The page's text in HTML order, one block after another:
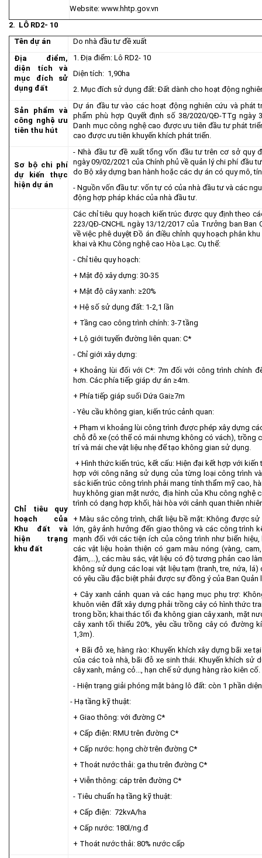
Website: www.hhtp.gov.vn
2. LÔ RD2- 10
Tên dự án
Do nhà đầu tư đề xuất
Địa điểm,
diện tích và
mục đích sử
dụng đất
1. Địa điểm: Lô RD2- 10
Diện tích: 1,90ha
2. Mục đích sử dụng đất: Đất dành cho hoạt động
Sản phẩm và
công nghệ ưu
tiên thu hút
Dự án đầu tư vào các hoạt động nghiên cứu và phát
phẩm phù hợp Quyết định số 38/2020/QĐ-TTg ngày
Danh mục công nghệ cao được ưu tiên đầu tư phát
cao được ưu tiên khuyến khích phát triển.
Sơ bộ chi phí
dự kiến thực
hiện dự án
- Nhà đầu tư đề xuất tổng vốn đầu tư trên cơ sở quy
ngày 09/02/2021 của Chính phủ về quản lý chi phí đầu
do Bộ xây dựng ban hành hoặc các dự án có quy mô,
- Nguồn vốn đầu tư: vốn tự có của nhà đầu tư và các
động hợp pháp khác của nhà đầu tư.
Chỉ tiêu quy
hoạch của
Khu đất và
hiện trạng
khu đất
Các chỉ tiêu quy hoạch kiến trúc được quy định theo
223/QĐ-CNCHL ngày 13/12/2017 của Trưởng ban Ban
về việc phê duyệt Đồ án điều chỉnh quy hoạch phân
khai và Khu Công nghệ cao Hòa Lạc. Cụ thể:
- Chỉ tiêu quy hoạch:
+ Mật độ xây dựng: 30-35
+ Mật độ cây xanh: ≥20%
+ Hệ số sử dụng đất: 1-2,1 lần
+ Tầng cao công trình chính: 3-7 tầng
+ Lộ giới tuyến đường liên quan: C*
- Chỉ giới xây dựng:
+ Khoảng lùi đối với C*: 7m đối với công trình chính
hơn. Các phía tiếp giáp dự án ≥4m.
+ Phía tiếp giáp suối Dứa Gai≥7m
- Yêu cầu không gian, kiến trúc cảnh quan:
+ Phạm vi khoảng lùi công trình được phép xây dựng
chỗ đỗ xe (có thể có mái nhưng không có vách), trồng
trí và mái che vật liệu nhẹ để tạo không gian sử dụng.
+ Hình thức kiến trúc, kết cấu: Hiện đại kết hợp với
hợp với công năng sử dụng của từng loại công trình
sắc kiến trúc công trình phải mang tính thẩm mỹ cao,
huy không gian mặt nước, địa hình của Khu công nghệ
trình có dạng hợp khối, hài hòa với cảnh quan thiên
+ Màu sắc công trình, chất liệu bề mặt: Không được
lớn, gây ảnh hưởng đến giao thông và các công trình
mạnh đối với các tiện ích của công trình như biển
các vật liệu hoàn thiện có gam màu nóng (vàng,
đậm,...), các màu sắc, vật liệu có độ tương phản cao
không sử dụng các loại vật liệu tạm (tranh, tre, nứa,
có yêu cầu đặc biệt phải được sự đồng ý của Ban Quản
+ Cây xanh cảnh quan và các hạng mục phụ trợ:
khuôn viên đất xây dựng phải trồng cây có hình thức
trong bồn; khai thác tối đa không gian cây xanh, mặt
cây xanh tối thiểu 20%, yêu cầu trồng cây có đường
1,3m).
+ Bãi đỗ xe, hàng rào: Khuyến khích xây dựng bãi xe
của các toà nhà, bãi đỗ xe sinh thái. Khuyến khích sử
cây xanh, mảng cỏ..., hạn chế sử dụng hàng rào kiên cố.
- Hiện trạng giải phóng mặt bằng lô đất: còn 1 phần
- Hạ tầng kỹ thuật:
+ Giao thông: với đường C*
+ Cấp điện: RMU trên đường C*
+ Cấp nước: họng chờ trên đường C*
+ Thoát nước thải: ga thu trên đường C*
+ Viễn thông: cáp trên đường C*
- Tiêu chuẩn hạ tầng kỹ thuật:
+ Cấp điện: 72kvA/ha
+ Cấp nước: 180l/ng.đ
+ Thoát nước thải: 80% nước cấp